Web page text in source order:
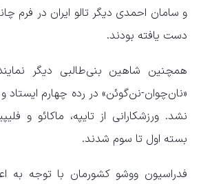
و سامان احمدی دیگر تالو ایران در فرم
دست یافته بودند.
همچنین شاهین بنی‌طالبی دیگر
«نان‌چوان-نن‌گوئن» در رده چهارم
نشد. ورزشکارانی از تایپه، ماکائو و
بسته اول تا سوم شدند.
فدراسیون ووشو کشورمان با توجه به